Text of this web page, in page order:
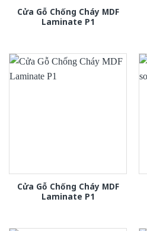
Cửa Gỗ Chống Cháy MDF
Laminate P1
Cửa Gỗ Chống Cháy MDF
Laminate P1